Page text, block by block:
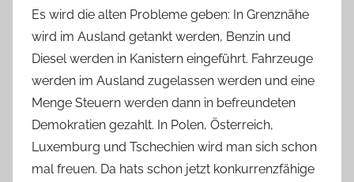
Es wird die alten Probleme geben: In Grenznähe
wird im Ausland getankt werden, Benzin und
Diesel werden in Kanistern eingeführt. Fahrzeuge
werden im Ausland zugelassen werden und eine
Menge Steuern werden dann in befreundeten
Demokratien gezahlt. In Polen, Österreich,
Luxemburg und Tschechien wird man sich schon
mal freuen. Da hats schon jetzt konkurrenzfähige